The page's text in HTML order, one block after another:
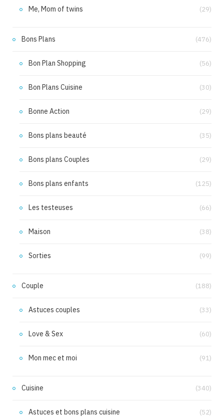
Me, Mom of twins (29)
Bons Plans (476)
Bon Plan Shopping (56)
Bon Plans Cuisine (30)
Bonne Action (29)
Bons plans beauté (35)
Bons plans Couples (29)
Bons plans enfants (125)
Les testeuses (66)
Maison (38)
Sorties (99)
Couple (188)
Astuces couples (33)
Love & Sex (60)
Mon mec et moi (91)
Cuisine (340)
Astuces et bons plans cuisine (52)